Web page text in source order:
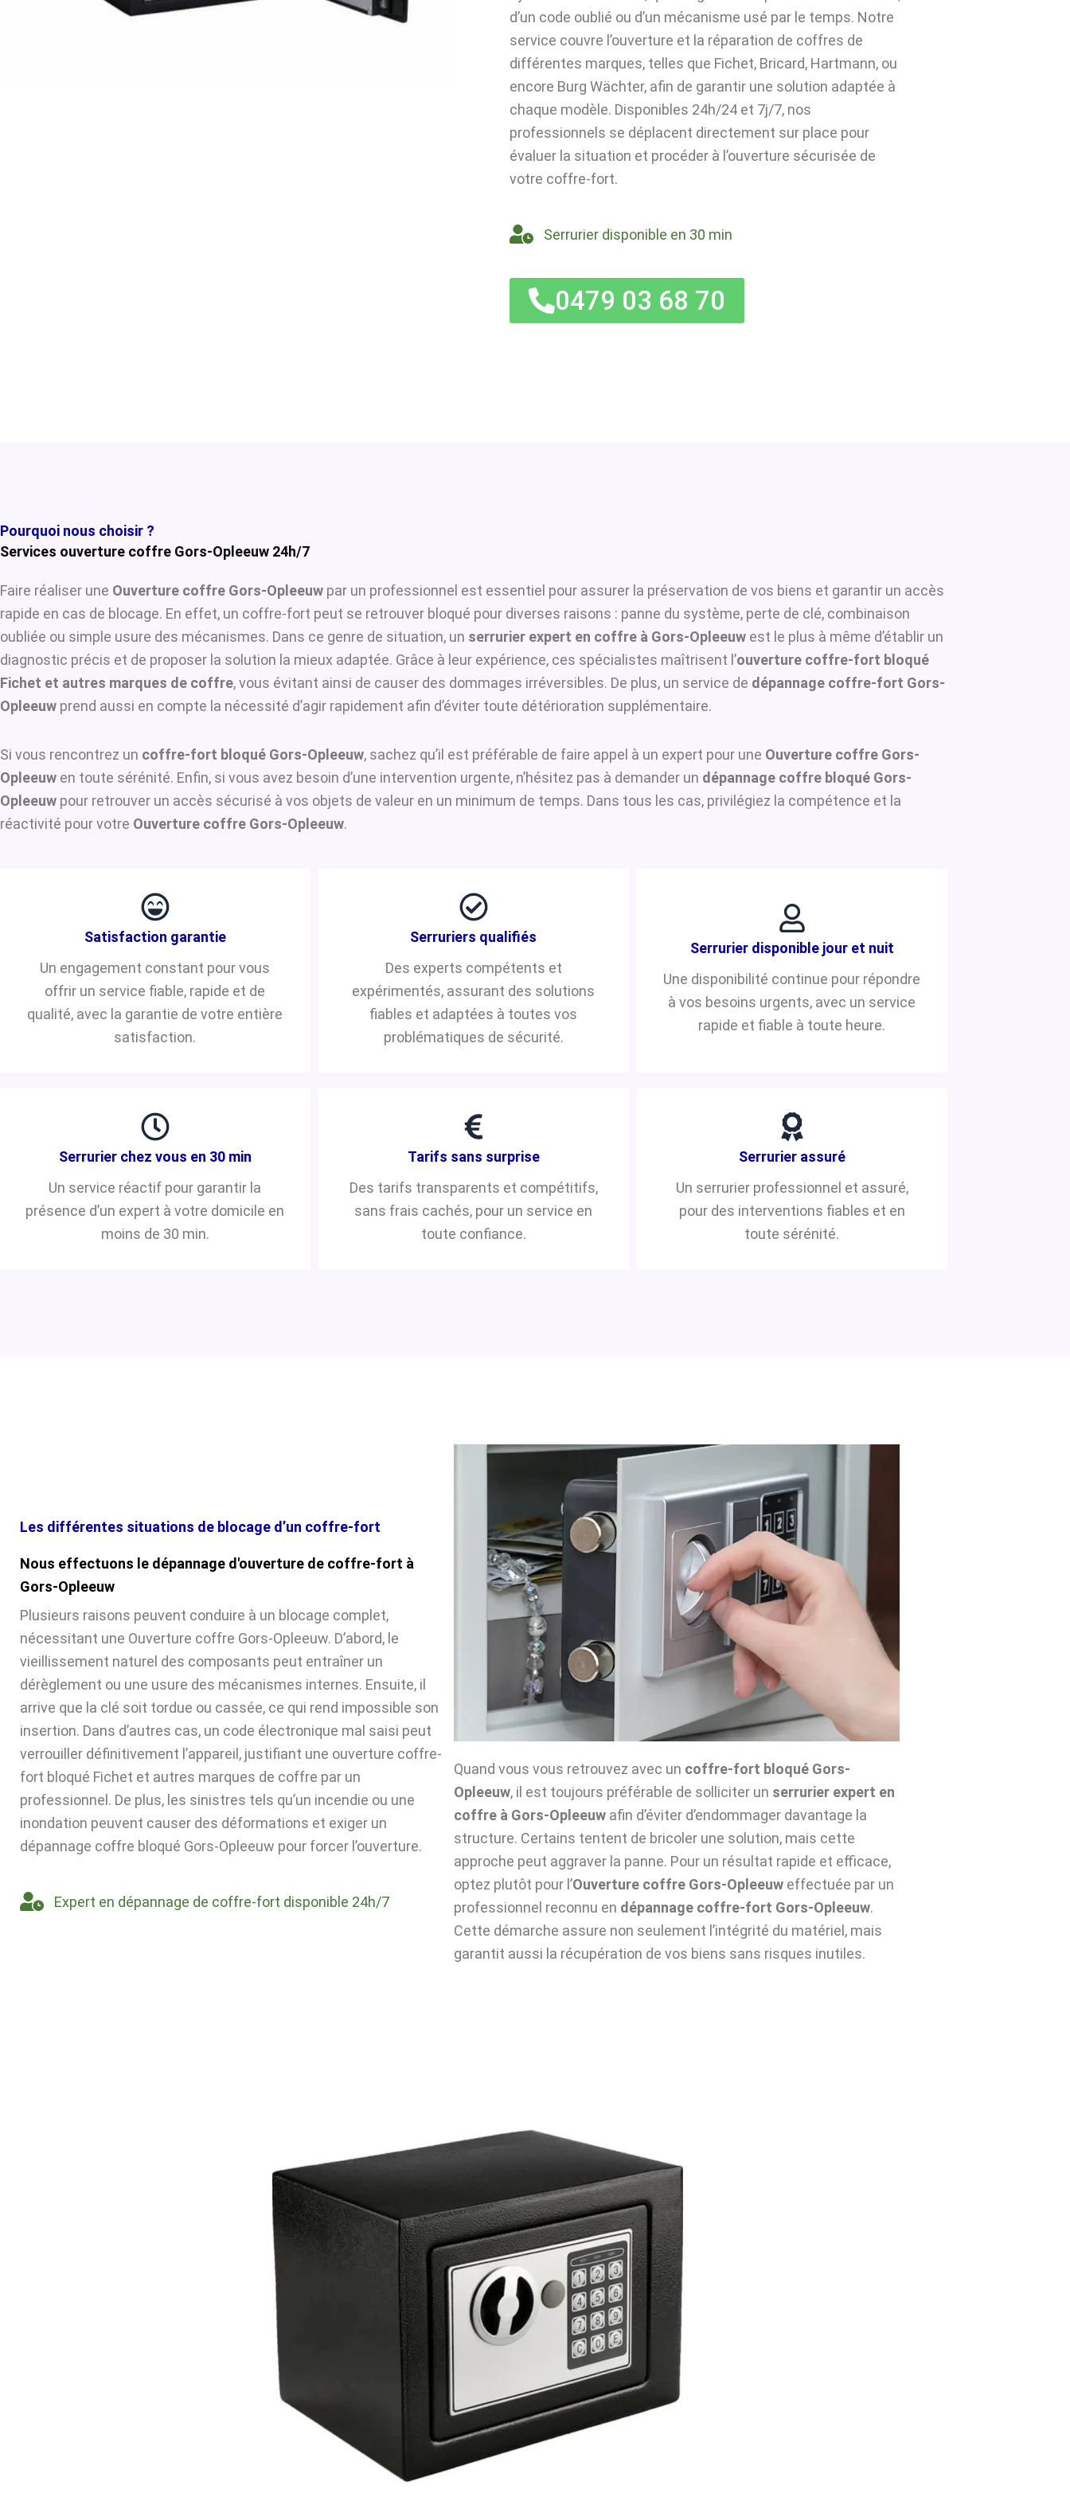
d’un code oublié ou d’un mécanisme usé par le temps. Notre
service couvre l’ouverture et la réparation de coffres de
différentes marques, telles que Fichet, Bricard, Hartmann, ou
encore Burg Wächter, afin de garantir une solution adaptée à
chaque modèle. Disponibles 24h/24 et 7j/7, nos
professionnels se déplacent directement sur place pour
évaluer la situation et procéder à l’ouverture sécurisée de
votre coffre-fort.
Serrurier disponible en 30 min
0479 03 68 70
Pourquoi nous choisir ?
Services ouverture coffre Gors-Opleeuw 24h/7
Faire réaliser une Ouverture coffre Gors-Opleeuw par un professionnel est essentiel pour assurer la préservation de vos biens et garantir un accès
rapide en cas de blocage. En effet, un coffre-fort peut se retrouver bloqué pour diverses raisons : panne du système, perte de clé, combinaison
oubliée ou simple usure des mécanismes. Dans ce genre de situation, un serrurier expert en coffre à Gors-Opleeuw est le plus à même d’établir un
diagnostic précis et de proposer la solution la mieux adaptée. Grâce à leur expérience, ces spécialistes maîtrisent l’ouverture coffre-fort bloqué
Fichet et autres marques de coffre, vous évitant ainsi de causer des dommages irréversibles. De plus, un service de dépannage coffre-fort Gors-
Opleeuw prend aussi en compte la nécessité d’agir rapidement afin d’éviter toute détérioration supplémentaire.
Si vous rencontrez un coffre-fort bloqué Gors-Opleeuw, sachez qu’il est préférable de faire appel à un expert pour une Ouverture coffre Gors-
Opleeuw en toute sérénité. Enfin, si vous avez besoin d’une intervention urgente, n’hésitez pas à demander un dépannage coffre bloqué Gors-
Opleeuw pour retrouver un accès sécurisé à vos objets de valeur en un minimum de temps. Dans tous les cas, privilégiez la compétence et la
réactivité pour votre Ouverture coffre Gors-Opleeuw.
Satisfaction garantie
Un engagement constant pour vous
offrir un service fiable, rapide et de
qualité, avec la garantie de votre entière
satisfaction.
Serruriers qualifiés
Des experts compétents et
expérimentés, assurant des solutions
fiables et adaptées à toutes vos
problématiques de sécurité.
Serrurier disponible jour et nuit
Une disponibilité continue pour répondre
à vos besoins urgents, avec un service
rapide et fiable à toute heure.
Serrurier chez vous en 30 min
Un service réactif pour garantir la
présence d’un expert à votre domicile en
moins de 30 min.
Tarifs sans surprise
Des tarifs transparents et compétitifs,
sans frais cachés, pour un service en
toute confiance.
Serrurier assuré
Un serrurier professionnel et assuré,
pour des interventions fiables et en
toute sérénité.
Les différentes situations de blocage d’un coffre-fort
Nous effectuons le dépannage d'ouverture de coffre-fort à
Gors-Opleeuw
Plusieurs raisons peuvent conduire à un blocage complet,
nécessitant une Ouverture coffre Gors-Opleeuw. D’abord, le
vieillissement naturel des composants peut entraîner un
dérèglement ou une usure des mécanismes internes. Ensuite, il
arrive que la clé soit tordue ou cassée, ce qui rend impossible son
insertion. Dans d’autres cas, un code électronique mal saisi peut
verrouiller définitivement l’appareil, justifiant une ouverture coffre-
fort bloqué Fichet et autres marques de coffre par un
professionnel. De plus, les sinistres tels qu’un incendie ou une
inondation peuvent causer des déformations et exiger un
dépannage coffre bloqué Gors-Opleeuw pour forcer l’ouverture.
Expert en dépannage de coffre-fort disponible 24h/7
Quand vous vous retrouvez avec un coffre-fort bloqué Gors-
Opleeuw, il est toujours préférable de solliciter un serrurier expert en
coffre à Gors-Opleeuw afin d’éviter d’endommager davantage la
structure. Certains tentent de bricoler une solution, mais cette
approche peut aggraver la panne. Pour un résultat rapide et efficace,
optez plutôt pour l’Ouverture coffre Gors-Opleeuw effectuée par un
professionnel reconnu en dépannage coffre-fort Gors-Opleeuw.
Cette démarche assure non seulement l’intégrité du matériel, mais
garantit aussi la récupération de vos biens sans risques inutiles.